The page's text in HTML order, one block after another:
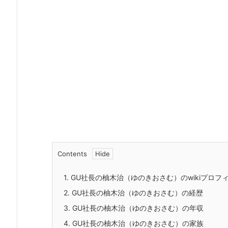
Contents
1. GU社長の柚木治（ゆのきおさむ）のwikiプロフ
2. GU社長の柚木治（ゆのきおさむ）の経歴
3. GU社長の柚木治（ゆのきおさむ）の年収
4. GU社長の柚木治（ゆのきおさむ）の家族